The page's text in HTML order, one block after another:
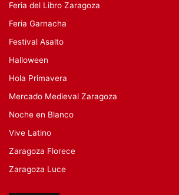
Feria del Libro Zaragoza
Feria Garnacha
Festival Asalto
Halloween
Hola Primavera
Mercado Medieval Zaragoza
Noche en Blanco
Vive Latino
Zaragoza Florece
Zaragoza Luce